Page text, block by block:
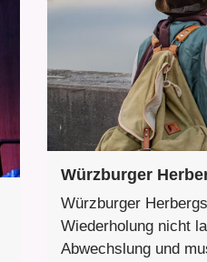
Würzburger
Würzburger
Wiederholung nicht
Abwechslung und